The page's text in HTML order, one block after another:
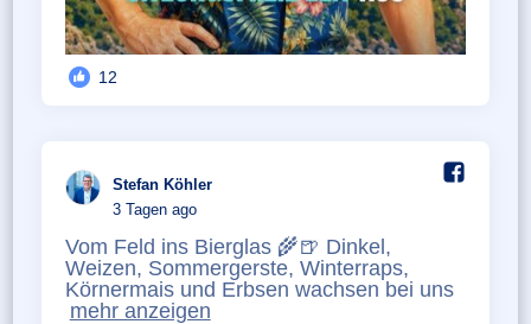
12
Stefan Köhler️
3 Tagen ago
Vom Feld ins Bierglas 🌾🍺 Dinkel,
Weizen, Sommergerste, Winterraps,
Körnermais und Erbsen wachsen bei uns
mehr anzeigen